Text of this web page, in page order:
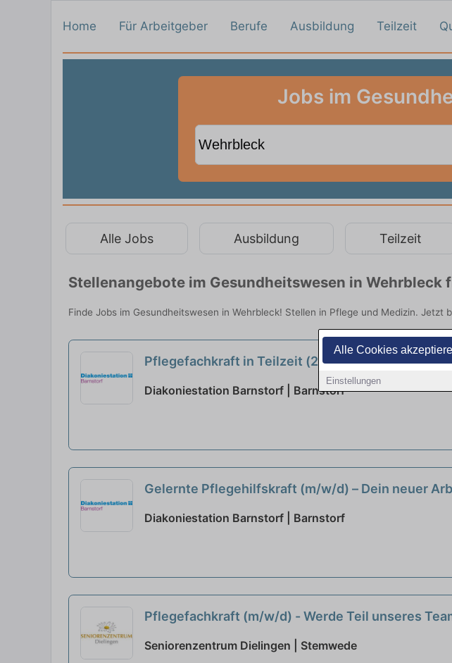
Alle Cookies
Einstellungen
Home Für Arbeitgeber Berufe Ausbildung Teilzeit
Jobs im
Alle Jobs Ausbildung Teilzeit
Stellenangebote im Gesundheitswesen in Wehrbleck
Finde Jobs im Gesundheitswesen in Wehrbleck! Stellen in Pflege und Medizin. Jetzt
Pflegefachkraft in Teilzeit (25h) (m/w/d) – Dein
Diakoniestation Barnstorf | Barnstorf
Gelernte Pflegehilfskraft (m/w/d) – Dein neuer
Diakoniestation Barnstorf | Barnstorf
Pflegefachkraft (m/w/d) - Werde Teil unseres
Seniorenzentrum Dielingen | Stemwede